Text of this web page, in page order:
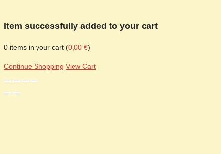
Item successfully added to your cart
0 items in your cart (0,00 €)
Continue Shopping View Cart